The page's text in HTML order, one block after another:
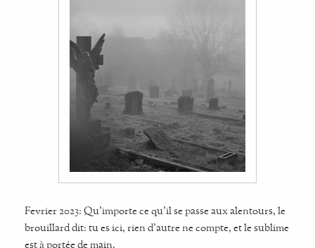
Fevrier 2023: Qu'importe ce qu'il se passe aux alentours, le
brouillard dit: tu es ici, rien d'autre ne compte, et le sublime
est à portée de main.